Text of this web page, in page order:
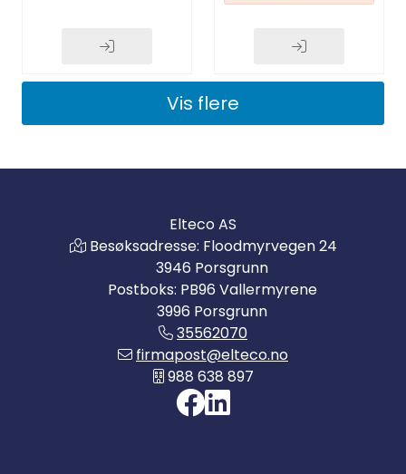
Vis flere
Elteco AS
Besøksadresse: Floodmyrvegen 24
3946 Porsgrunn
Postboks: PB96 Vallermyrene
3996 Porsgrunn
35562070
firmapost@elteco.no
988 638 897